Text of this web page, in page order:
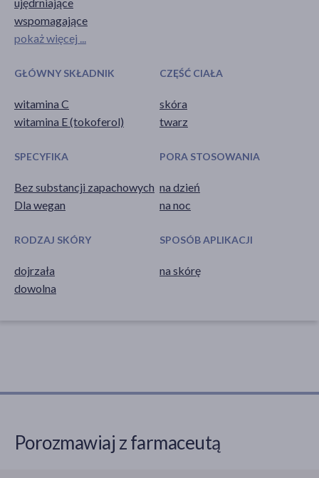
wspomagające
pokaż więcej ...
GŁÓWNY SKŁADNIK
witamina C
witamina E (tokoferol)
CZĘŚĆ CIAŁA
skóra
twarz
SPECYFIKA
Bez substancji zapachowych
Dla wegan
PORA STOSOWANIA
na dzień
na noc
RODZAJ SKÓRY
dojrzała
dowolna
SPOSÓB APLIKACJI
na skórę
Porozmawiaj z farmaceutą